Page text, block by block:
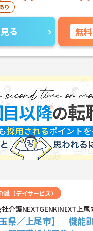
り
る 無料
護（デイサービス）
介護NEXTGENKINEXT上尾
玉県／上尾市】 機能